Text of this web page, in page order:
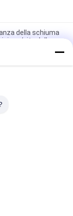
della schiuma
vite della
del materasso